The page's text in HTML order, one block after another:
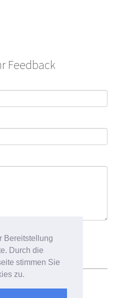
Bereitstellung
Durch die
stimmen Sie
zu.
Feedback